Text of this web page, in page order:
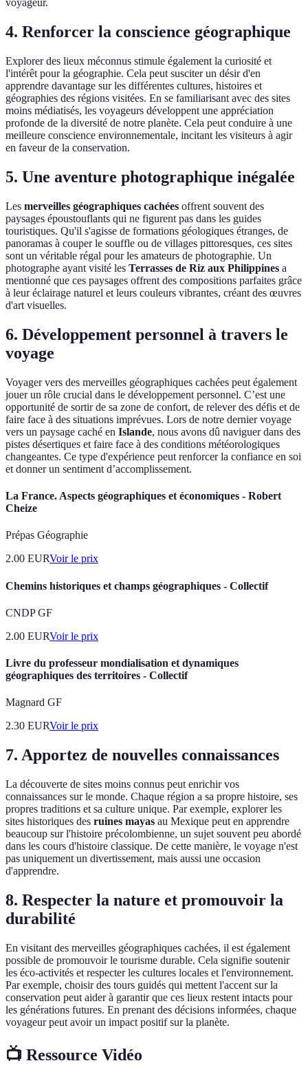
voyageur.
4. Renforcer la conscience géographique
Explorer des lieux méconnus stimule également la curiosité et
l'intérêt pour la géographie. Cela peut susciter un désir d'en
apprendre davantage sur les différentes cultures, histoires et
géographies des régions visitées. En se familiarisant avec des sites
moins médiatisés, les voyageurs développent une appréciation
profonde de la diversité de notre planète. Cela peut conduire à une
meilleure conscience environnementale, incitant les visiteurs à agir
en faveur de la conservation.
5. Une aventure photographique inégalée
Les merveilles géographiques cachées offrent souvent des
paysages époustouflants qui ne figurent pas dans les guides
touristiques. Qu'il s'agisse de formations géologiques étranges, de
panoramas à couper le souffle ou de villages pittoresques, ces sites
sont un véritable régal pour les amateurs de photographie. Un
photographe ayant visité les Terrasses de Riz aux Philippines a
mentionné que ces paysages offrent des compositions parfaites grâce
à leur éclairage naturel et leurs couleurs vibrantes, créant des œuvres
d'art visuelles.
6. Développement personnel à travers le
voyage
Voyager vers des merveilles géographiques cachées peut également
jouer un rôle crucial dans le développement personnel. C’est une
opportunité de sortir de sa zone de confort, de relever des défis et de
faire face à des situations imprévues. Lors de notre dernier voyage
vers un paysage caché en Islande, nous avons dû naviguer dans des
pistes désertiques et faire face à des conditions météorologiques
changeantes. Ce type d'expérience peut renforcer la confiance en soi
et donner un sentiment d’accomplissement.
La France. Aspects géographiques et économiques - Robert
Cheize
Prépas Géographie
2.00 EURVoir le prix
Chemins historiques et champs géographiques - Collectif
CNDP GF
2.00 EURVoir le prix
Livre du professeur mondialisation et dynamiques
géographiques des territoires - Collectif
Magnard GF
2.30 EURVoir le prix
7. Apportez de nouvelles connaissances
La découverte de sites moins connus peut enrichir vos
connaissances sur le monde. Chaque région a sa propre histoire, ses
propres traditions et sa culture unique. Par exemple, explorer les
sites historiques des ruines mayas au Mexique peut en apprendre
beaucoup sur l'histoire précolombienne, un sujet souvent peu abordé
dans les cours d'histoire classique. De cette manière, le voyage n'est
pas uniquement un divertissement, mais aussi une occasion
d'apprendre.
8. Respecter la nature et promouvoir la
durabilité
En visitant des merveilles géographiques cachées, il est également
possible de promouvoir le tourisme durable. Cela signifie soutenir
les éco-activités et respecter les cultures locales et l'environnement.
Par exemple, choisir des tours guidés qui mettent l'accent sur la
conservation peut aider à garantir que ces lieux restent intacts pour
les générations futures. En prenant des décisions informées, chaque
voyageur peut avoir un impact positif sur la planète.
📺 Ressource Vidéo